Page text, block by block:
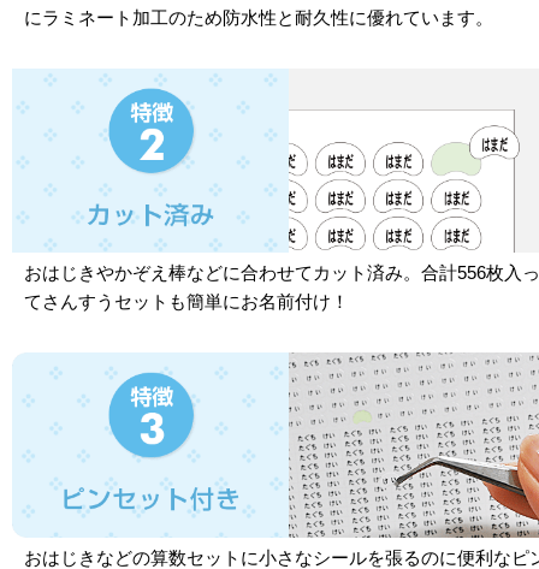
にラミネート加工のため防水性と耐久性に優れています。
おはじきやかぞえ棒などに合わせてカット済み。合計556枚入っ
てさんすうセットも簡単にお名前付け！
おはじきなどの算数セットに小さなシールを張るのに便利なピ